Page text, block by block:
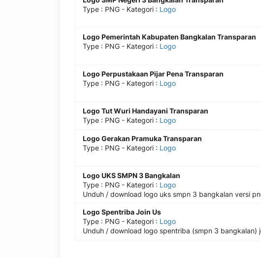
Type : PNG - Kategori : Logo
Logo Pemerintah Kabupaten Bangkalan Transparan
Type : PNG - Kategori : Logo
Logo Perpustakaan Pijar Pena Transparan
Type : PNG - Kategori : Logo
Logo Tut Wuri Handayani Transparan
Type : PNG - Kategori : Logo
Logo Gerakan Pramuka Transparan
Type : PNG - Kategori : Logo
Logo UKS SMPN 3 Bangkalan
Type : PNG - Kategori : Logo
Unduh / download logo uks smpn 3 bangkalan versi
Logo Spentriba Join Us
Type : PNG - Kategori : Logo
Unduh / download logo spentriba (smpn 3 bangkalan)